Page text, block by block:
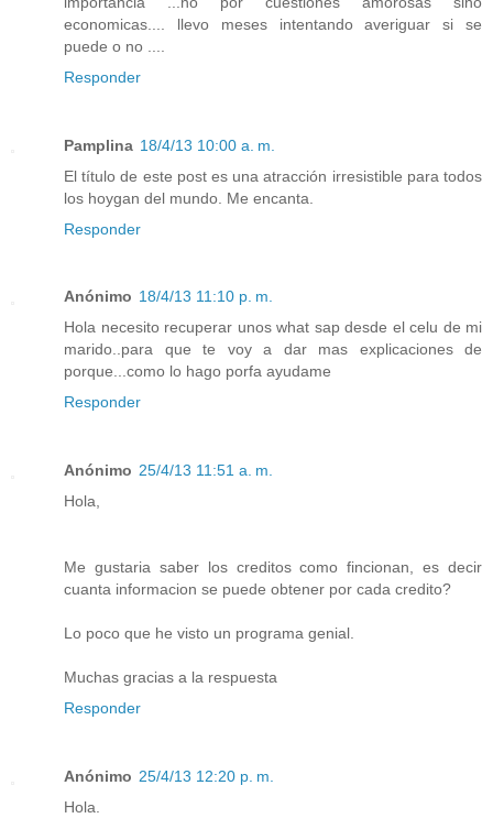
economicas.... llevo meses intentando averiguar si se
puede o no ....
Responder
Pamplina 18/4/13 10:00 a. m.
El título de este post es una atracción irresistible para todos
los hoygan del mundo. Me encanta.
Responder
Anónimo 18/4/13 11:10 p. m.
Hola necesito recuperar unos what sap desde el celu de mi
marido..para que te voy a dar mas explicaciones de
porque...como lo hago porfa ayudame
Responder
Anónimo 25/4/13 11:51 a. m.
Hola,
Me gustaria saber los creditos como fincionan, es decir
cuanta informacion se puede obtener por cada credito?
Lo poco que he visto un programa genial.
Muchas gracias a la respuesta
Responder
Anónimo 25/4/13 12:20 p. m.
Hola.